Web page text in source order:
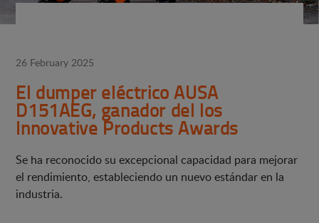
26 February 2025
El dumper eléctrico AUSA
D151AEG, ganador del los
Innovative Products Awards
Se ha reconocido su excepcional capacidad para mejorar
el rendimiento, estableciendo un nuevo estándar en la
industria.